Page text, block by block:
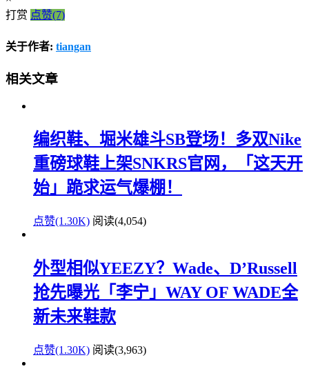
打赏 点赞(7)
关于作者: tiangan
相关文章
编织鞋、堀米雄斗SB登场！多双Nike
重磅球鞋上架SNKRS官网，「这天开
始」跪求运气爆棚！
点赞(1.30K) 阅读(4,054)
外型相似YEEZY？Wade、D’Russell
抢先曝光「李宁」WAY OF WADE全
新未来鞋款
点赞(1.30K) 阅读(3,963)